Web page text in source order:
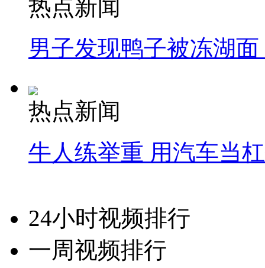
热点新闻
男子发现鸭子被冻湖
热点新闻
牛人练举重 用汽车当
24小时视频排行
一周视频排行